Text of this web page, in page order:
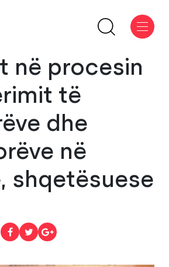
në procesin
të
dhe
në
shqetësuese